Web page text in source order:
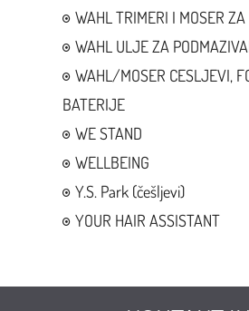
WAHL TRIMERI I MOSER ZA
WAHL ULJE ZA
WAHL/MOSER CESLJEVI,
BATERIJE
WE STAND
WELLBEING
Y.S. Park (češljevi)
YOUR HAIR ASSISTANT